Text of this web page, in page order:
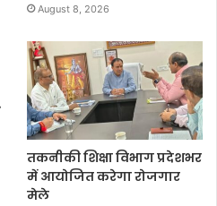
August 8, 2026
तकनीकी शिक्षा विभाग प्रदेशभर
में आयोजित करेगा रोजगार
मेले